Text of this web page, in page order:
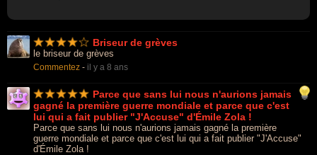
Briseur de grèves
le briseur de grèves
Commentez - il y a 8 ans
Parce que sans lui nous n'aurions jamais
gagné la première guerre mondiale et parce que c'est
lui qui a fait publier "J'Accuse" d'Émile Zola !
Parce que sans lui nous n'aurions jamais gagné la première
guerre mondiale et parce que c'est lui qui a fait publier "J'Accuse"
d'Émile Zola !